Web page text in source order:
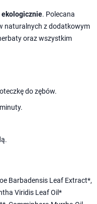
ekologicznie. Polecana
naturalnych z dodatkowym
oraz wszystkim
do zębów.
Barbadensis Leaf Extract*,
Viridis Leaf Oil*